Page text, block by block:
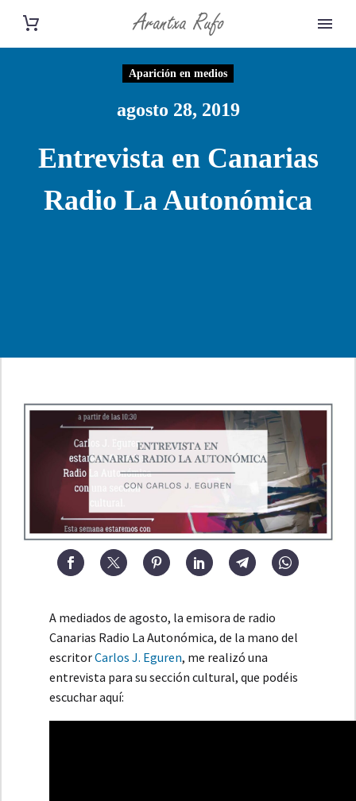
Aparición en medios
agosto 28, 2019
Entrevista en Canarias
Radio La Autonómica
A mediados de agosto, la emisora de radio
Canarias Radio La Autonómica, de la mano del
escritorCarlos J. Eguren, me realizó una
entrevista para su sección cultural, que podéis
escuchar aquí: